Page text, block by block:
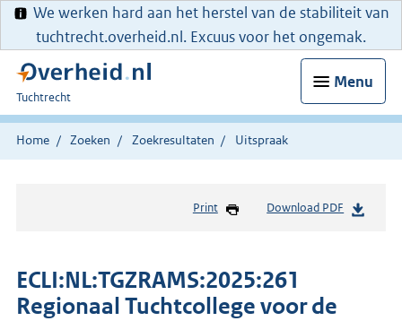
We werken hard aan het herstel van de stabiliteit van
tuchtrecht.overheid.nl. Excuus voor het ongemak.
Menu
U
bent
hier:
Tuchtrecht
Home Zoeken Zoekresultaten Uitspraak
Print Download PDF
ECLI:NL:TGZRAMS:2025:261
Regionaal Tuchtcollege voor de